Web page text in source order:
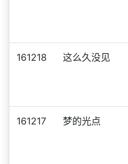
161218 这么久没见
161217 梦的光点